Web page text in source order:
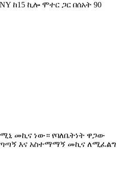
ከ15 ኪሎ ሞተር ጋር በሰአት 90
ሚኒ መኪና ነው። የባለቤትነት ዋጋው
እና አስተማማኝ መኪና ለሚፈልግ